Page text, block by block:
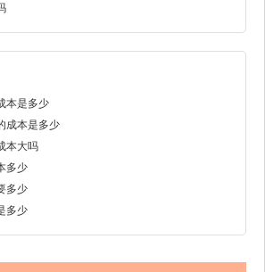
本是多少
成本是多少
本大吗
多少
多少
多少